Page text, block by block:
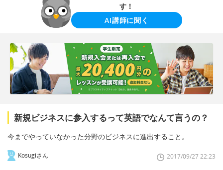
す！
AI講師に聞く
新規ビジネスに参入するって英語でなんて言うの？
今までやっていなかった分野のビジネスに進出すること。
Kosugiさん 2017/09/27 22:23